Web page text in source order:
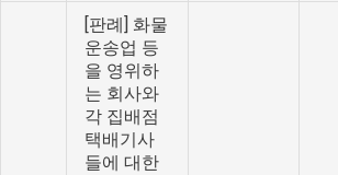
[판례] 화물
운송업 등
을 영위하
는 회사와
각 집배점
택배기사
들에 대한